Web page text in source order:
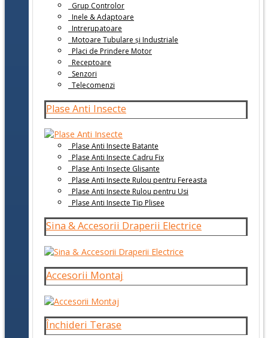
Grup Controlor
Inele & Adaptoare
Intrerupatoare
Motoare Tubulare și Industriale
Placi de Prindere Motor
Receptoare
Senzori
Telecomenzi
Plase Anti Insecte
Plase Anti Insecte Batante
Plase Anti Insecte Cadru Fix
Plase Anti Insecte Glisante
Plase Anti Insecte Rulou pentru Fereasta
Plase Anti Insecte Rulou pentru Usi
Plase Anti Insecte Tip Plisee
Sina & Accesorii Draperii Electrice
Accesorii Montaj
Închideri Terase